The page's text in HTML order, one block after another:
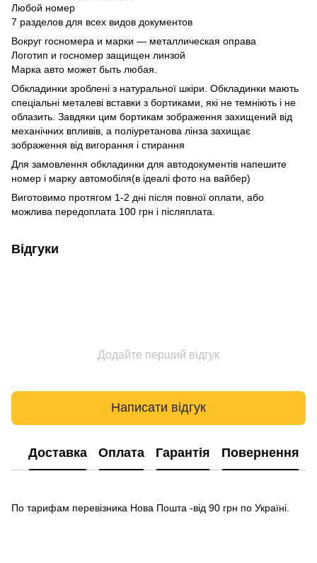
Любой номер
7 разделов для всех видов документов
Вокруг госномера и марки — металлическая оправа
Логотип и госномер защищен линзой
Марка авто может быть любая.
Обкладинки зроблені з натуральної шкіри. Обкладинки мають
спеціальні металеві вставки з бортиками, які не темніють і не
облазить. Завдяки цим бортикам зображення захищений від
механічних впливів, а поліуретанова лінза захищає
зображення від вигорання і стирання
Для замовлення обкладинки для автодокументів напешите
номер і марку автомобіля(в ідеалі фото на вайбер)
Виготовимо протягом 1-2 дні після повної оплати, або
можлива передоплата 100 грн і післяплата.
Відгуки
Додайте перший відгук
Написати відгук
Доставка Оплата Гарантія Повернення
По тарифам перевізника Нова Пошта -від 90 грн по Україні.